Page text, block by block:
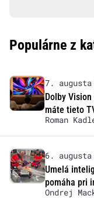
Populárne z
7. augusta
Dolby
máte tieto
Roman
6. augusta
Umelá
pomáha pri
Ondrej